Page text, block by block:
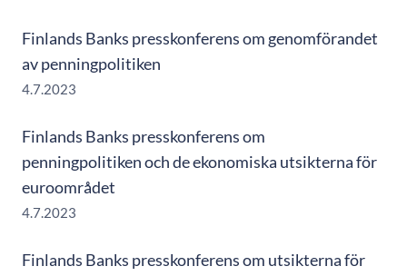
Finlands Banks presskonferens om genomförandet
av penningpolitiken
4.7.2023
Finlands Banks presskonferens om
penningpolitiken och de ekonomiska utsikterna för
euroområdet
4.7.2023
Finlands Banks presskonferens om utsikterna för